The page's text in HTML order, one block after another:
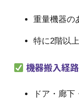
重量機器の
特に2階以
機器搬入経
ドア・廊